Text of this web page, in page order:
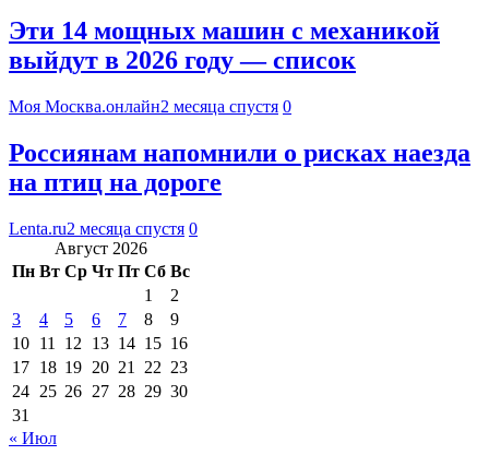
Эти 14 мощных машин с механикой
выйдут в 2026 году — список
Моя Москва.онлайн2 месяца спустя 0
Россиянам напомнили о рисках наезда
на птиц на дороге
Lenta.ru2 месяца спустя 0
Август 2026
Пн Вт Ср Чт Пт Сб Вс
1
2
3
4 5 6 7 8
9
10 11 12 13 14 15 16
17 18 19 20 21 22 23
24 25 26 27 28 29 30
31
« Июл